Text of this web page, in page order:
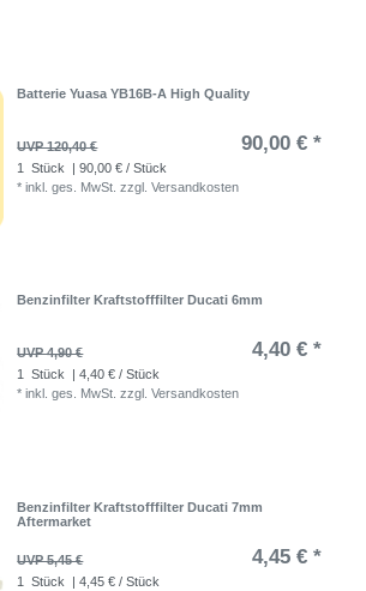
Batterie Yuasa YB16B-A High Quality
UVP 120,40 € 90,00 € *
1 Stück
| 90,00 € / Stück
*inkl. ges. MwSt. zzgl.Versandkosten
Benzinfilter Kraftstofffilter Ducati 6mm
UVP 4,90 € 4,40 € *
1 Stück
| 4,40 € / Stück
*inkl. ges. MwSt. zzgl.Versandkosten
Benzinfilter Kraftstofffilter Ducati 7mm
Aftermarket
UVP 5,45 € 4,45 € *
1 Stück
| 4,45 € / Stück